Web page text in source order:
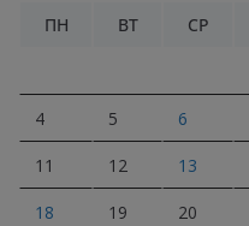
ПН
ВТ СР
4 5 6
11 12 13
18 19 20